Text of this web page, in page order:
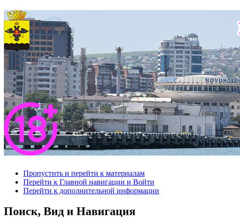
Пропустить и перейти к материалам
Перейти к Главной навигации и Войти
Перейти к дополнительной информации
Поиск, Вид и Навигация